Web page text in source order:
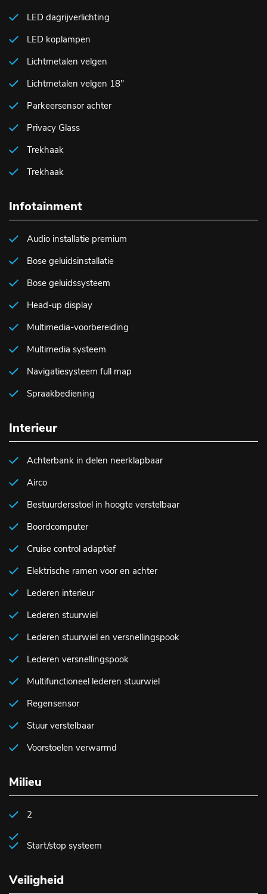
LED dagrijverlichting
LED koplampen
Lichtmetalen velgen
Lichtmetalen velgen 18"
Parkeersensor achter
Privacy Glass
Trekhaak
Trekhaak
Infotainment
Audio installatie premium
Bose geluidsinstallatie
Bose geluidssysteem
Head-up display
Multimedia-voorbereiding
Multimedia systeem
Navigatiesysteem full map
Spraakbediening
Interieur
Achterbank in delen neerklapbaar
Airco
Bestuurdersstoel in hoogte verstelbaar
Boordcomputer
Cruise control adaptief
Elektrische ramen voor en achter
Lederen interieur
Lederen stuurwiel
Lederen stuurwiel en versnellingspook
Lederen versnellingspook
Multifunctioneel lederen stuurwiel
Regensensor
Stuur verstelbaar
Voorstoelen verwarmd
Milieu
2
Start/stop systeem
Veiligheid